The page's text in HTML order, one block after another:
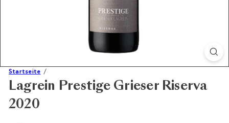
Startseite
Lagrein Prestige Grieser Riserva
2020